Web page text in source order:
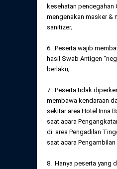
kesehatan pencegahan
mengenakan masker &
sanitizer;
6. Peserta wajib
hasil Swab Antigen
berlaku;
7. Peserta tidak
membawa kendaraan
sekitar area Hotel Inna
saat acara
di area Pengadilan
saat acara
8. Hanya peserta yang